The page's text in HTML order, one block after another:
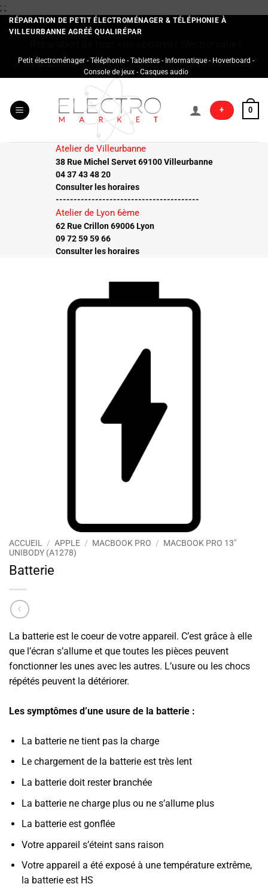
; ;Passer
au
contenu
RÉPARATION DE PETIT ÉLECTROMÉNAGER & TÉLÉPHONIE À
VILLEURBANNE AGRÉÉ QUALIRÉPAR
Petit électroménager - Téléphonie - Tablettes - Informatique - Hoverboard -
Console de jeux - Casques audio
+ 0
Atelier de Villeurbanne
38 Rue Michel Servet 69100 Villeurbanne
04 37 43 48 20
Consulter les horaires
----------------------------------------
Atelier de Lyon 6ème
62 Rue Crillon 69006 Lyon
09 72 59 59 66
Consulter les horaires
ACCUEIL / APPLE / MACBOOK PRO / MACBOOK PRO 13"
UNIBODY (A1278)
Batterie
La batterie est le coeur de votre appareil. C’est grâce à elle
que l’écran s’allume et que toutes les pièces peuvent
fonctionner les unes avec les autres. L’usure ou les chocs
répétés peuvent la détériorer.
Les symptômes d’une usure de la batterie :
La batterie ne tient pas la charge
Le chargement de la batterie est très lent
La batterie doit rester branchée
La batterie ne charge plus ou ne s’allume plus
La batterie est gonflée
Votre appareil s’éteint sans raison
Votre appareil a été exposé à une température extrême,
la batterie est HS